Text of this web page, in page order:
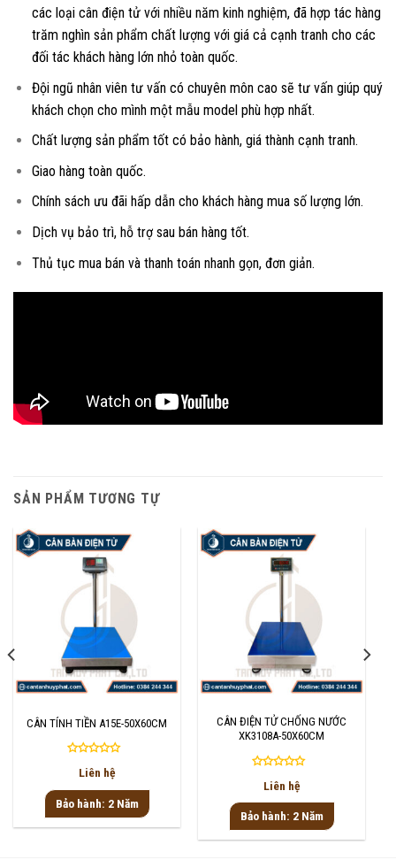
các loại cân điện tửvới nhiều năm kinh nghiệm, đã hợp tác hàng
trăm nghìn sản phẩm chất lượng với giá cả cạnh tranh cho các
đối tác khách hàng lớn nhỏ toàn quốc.
Đội ngũ nhân viên tư vấn có chuyên môn cao sẽ tư vấn giúp quý
khách chọn cho mình một mẫu model phù hợp nhất.
Chất lượng sản phẩm tốt có bảo hành, giá thành cạnh tranh.
Giao hàng toàn quốc.
Chính sách ưu đãi hấp dẫn cho khách hàng mua số lượng lớn.
Dịch vụ bảo trì, hỗ trợ sau bán hàng tốt.
Thủ tục mua bán và thanh toán nhanh gọn, đơn giản.
SẢN PHẨM TƯƠNG TỰ
CÂN TÍNH TIỀN A15E-50X60CM
Được
hạng
0
5
Liên hệ
Bảo hành: 2 Năm
CÂN ĐIỆN TỬ CHỐNG NƯỚC
XK3108A-50X60CM
Được
hạng
0
5
Liên hệ
Bảo hành: 2 Năm